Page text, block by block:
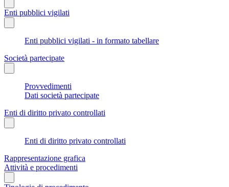
Enti pubblici vigilati
Enti pubblici vigilati - in formato tabellare
Società partecipate
Provvedimenti
Dati società partecipate
Enti di diritto privato controllati
Enti di diritto privato controllati
Rappresentazione grafica
Attività e procedimenti